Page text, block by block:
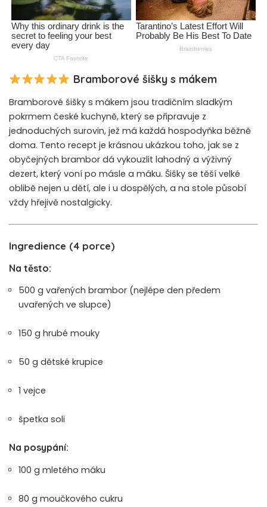
Bramborové šišky s mákem
Bramborové šišky s mákem jsou tradičním sladkým
pokrmem české kuchyně, který se připravuje z
jednoduchých surovin, jež má každá hospodyňka běžně
doma. Tento recept je krásnou ukázkou toho, jak se z
obyčejných brambor dá vykouzlit lahodný a výživný
dezert, který voní po másle a máku. Šišky se těší velké
oblibě nejen u dětí, ale i u dospělých, a na stole působí
vždy hřejivě nostalgicky.
Ingredience (4 porce)
Na těsto:
500 g vařených brambor (nejlépe den předem
uvařených ve slupce)
150 g hrubé mouky
50 g dětské krupice
1 vejce
špetka soli
Na posypání:
100 g mletého máku
80 g moučkového cukru